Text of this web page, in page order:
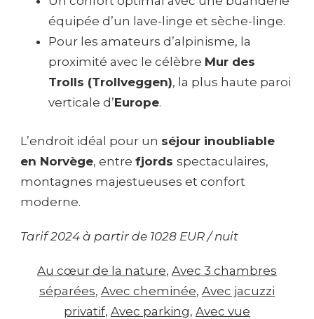
équipée d’un lave-linge et sèche-linge.
Pour les amateurs d’alpinisme, la
proximité avec le célèbre Mur des
Trolls (Trollveggen), la plus haute paroi
verticale d’Europe.
L’endroit idéal pour un séjour inoubliable
en Norvège, entre fjords spectaculaires,
montagnes majestueuses et confort
moderne.
Tarif 2024 à partir de 1028 EUR / nuit
Au cœur de la nature, Avec 3 chambres
séparées, Avec cheminée, Avec jacuzzi
privatif, Avec parking, Avec vue